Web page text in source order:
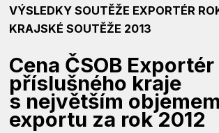
VÝSLEDKY SOUTĚŽE EXPORTÉR
KRAJSKÉ SOUTĚŽE 2013
Cena ČSOB
příslušného kraje
s největším objemem
exportu za rok 2012